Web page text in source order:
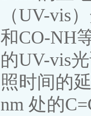
（UV-vis
和CO-NH
的UV-vis
照时间的
nm 处的